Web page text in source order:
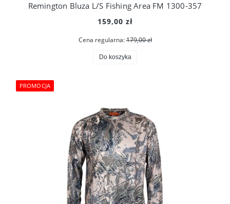
Remington Bluza L/S Fishing Area FM 1300-357
159,00 zł
Cena regularna:179,00 zł
Do koszyka
PROMOCJA